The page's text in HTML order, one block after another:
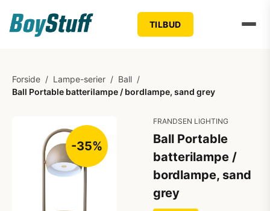
TILBUD
Forside / Lampe-serier / Ball /
Ball Portable batterilampe / bordlampe, sand grey
-35%
FRANDSEN LIGHTING
Ball Portable
batterilampe /
bordlampe, sand
grey